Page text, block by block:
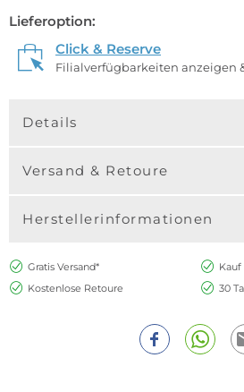
Lieferoption:
Click & Reserve
Filialverfügbarkeiten anzeigen
Details
Versand & Retoure
Herstellerinformationen
Gratis Versand*
Kostenlose Retoure
30